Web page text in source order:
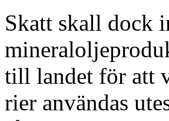
Skatt skall dock
till landet för att
rier användas